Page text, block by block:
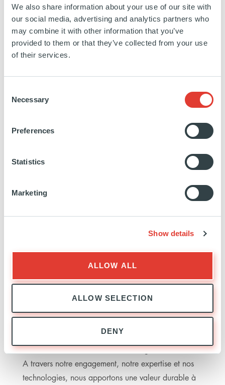
We also share information about your use of our site with
our social media, advertising and analytics partners who
may combine it with other information that you’ve
provided to them or that they’ve collected from your use
of their services.
Selection
Necessary
Preferences
Statistics
Marketing
Show details
ALLOW ALL
ALLOW SELECTION
DENY
CONSEIL JURIDIQUE: LATHAM & WATKINS
DUE DILIGENCE STRATÉGIQUE : BCG
DUE DILIGENCE FINANCIÈRE : EY
DUE DILIGENCE JURIDIQUE, FISCALE ET SOCIALE : EY
Dans un monde en constante mutation, Ardian se
distingue par sa capacité à anticiper, à s'adapter et
à transformer les défis en opportunités. En tant que
société internationale et diversifiée opérant sur les
marchés privés, avec 22 bureaux à travers le monde
nous développons des solutions d'investissement et
de rester résilients dans un monde qui évolue.
Nous offrons une expertise locale et internationale,
une performance à long terme et partageons la
valeur avec nos investisseurs, nos partenaires et à la
société dans son ensemble. Depuis la création
matière de diversification et notre capacité à
proposer des solutions sur mesure à grande échelle
sont restées au cœur de notre stratégie.
A travers notre engagement, notre expertise et nos
technologies, nous apportons une valeur durable à